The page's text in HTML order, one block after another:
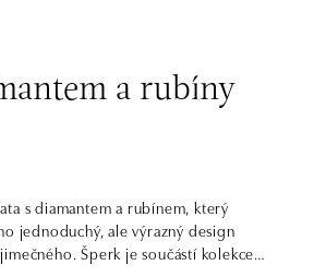
a rubíny
s diamantem a rubínem, který
jednoduchý, ale výrazný design
Šperk je součástí kolekce